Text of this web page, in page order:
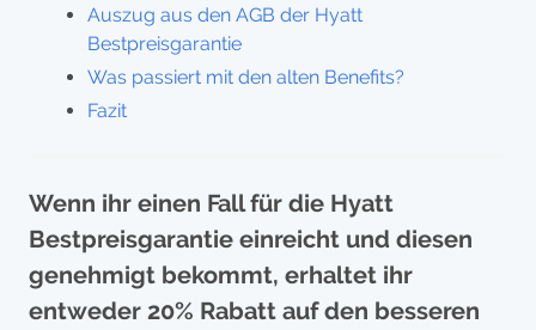
Auszug aus den AGB der Hyatt
Bestpreisgarantie
Was passiert mit den alten Benefits?
Fazit
Wenn ihr einen Fall für die Hyatt
Bestpreisgarantie einreicht und diesen
genehmigt bekommt, erhaltet ihr
entweder 20% Rabatt auf den besseren